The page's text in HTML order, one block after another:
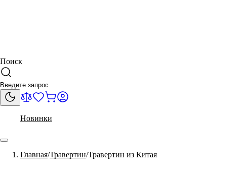
Поиск
Новинки
Главная Травертин Травертин из Китая